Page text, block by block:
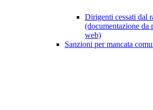
Dirigenti cessati dal
(documentazione da
web)
Sanzioni per mancata